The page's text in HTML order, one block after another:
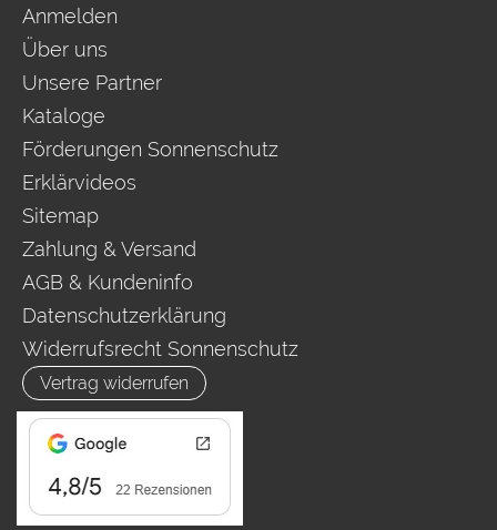
Anmelden
Über uns
Unsere Partner
Kataloge
Förderungen Sonnenschutz
Erklärvideos
Sitemap
Zahlung & Versand
AGB & Kundeninfo
Datenschutzerklärung
Widerrufsrecht Sonnenschutz
Vertrag widerrufen